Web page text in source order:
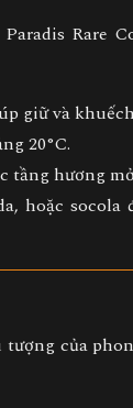
Rare
giữ và
20°C.
tầng hương
, hoặc socola
tượng của